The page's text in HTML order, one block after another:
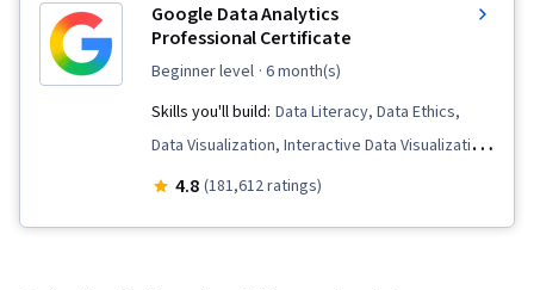
Google Data Analytics
Professional Certificate
beginner level · 6 month(s)
Skills you'll build: Data Literacy, Data Ethics,
Data Visualization, Interactive Data Visualization,
Data Validation, Spreadsheet Software, R
4.8 (181,612 ratings)